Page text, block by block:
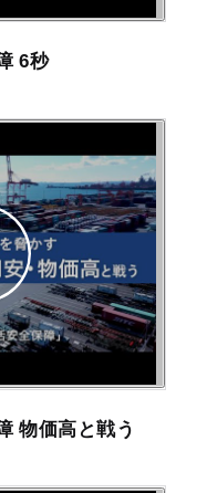
6秒
物価高と戦う